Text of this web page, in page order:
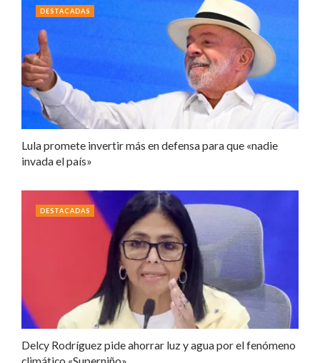
Lula promete invertir más en defensa para que «nadie
invada el país»
DESTACADAS
Delcy Rodríguez pide ahorrar luz y agua por el fenómeno
DESTACADAS